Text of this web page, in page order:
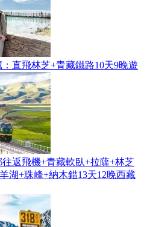
：直飛林芝+青藏鐵路10天9晚遊
往返飛機+青藏軟臥+拉薩+林芝
湖+珠峰+納木錯13天12晚西藏